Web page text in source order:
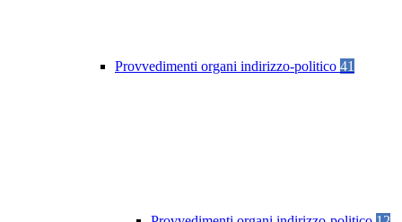
Provvedimenti organi indirizzo-politico 41